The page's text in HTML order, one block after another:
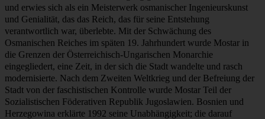
und erwies sich als ein Meisterwerk osmanischer Ingenieurskunst
und Genialität, das das Reich, das für seine Entstehung
verantwortlich war, überlebte. Mit der Schwächung des
Osmanischen Reiches im späten 19. Jahrhundert wurde Mostar in
die Grenzen der Österreichisch-Ungarischen Monarchie
eingegliedert, eine Zeit, in der sich die Stadt wandelte und rasch
modernisierte. Nach dem Zweiten Weltkrieg und der Befreiung der
Stadt von der faschistischen Kontrolle wurde Mostar Teil der
Sozialistischen Föderativen Republik Jugoslawien. Bosnien und
Herzegowina erklärte 1992 seine Unabhängigkeit; die darauf